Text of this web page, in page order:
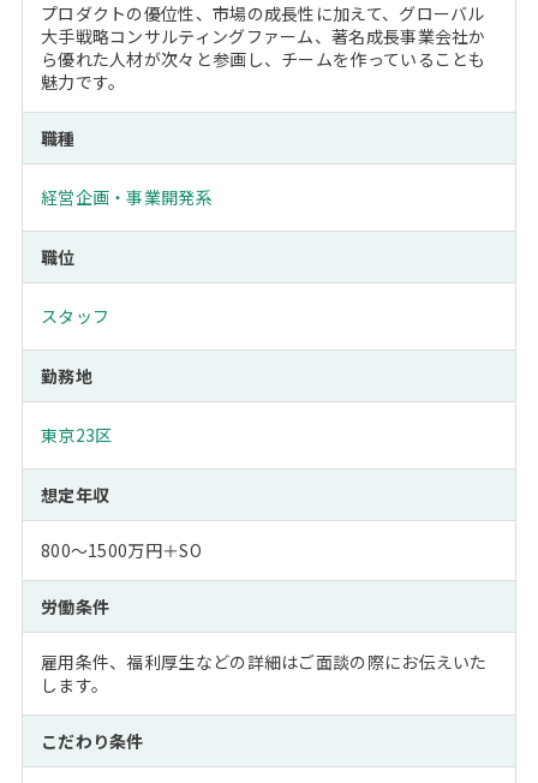
プロダクトの優位性、市場の成長性に加えて、グローバル
大手戦略コンサルティングファーム、著名成長事業会社か
ら優れた人材が次々と参画し、チームを作っていることも
魅力です。
職種
経営企画・事業開発系
職位
スタッフ
勤務地
東京23区
想定年収
800～1500万円＋SO
労働条件
雇用条件、福利厚生などの詳細はご面談の際にお伝えいた
します。
こだわり条件